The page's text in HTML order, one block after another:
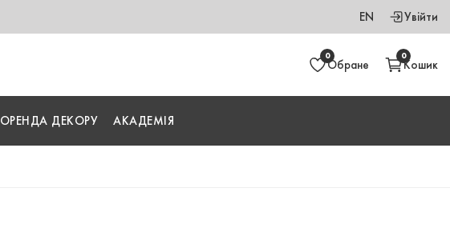
EN Увійти
0
Обране
0
Кошик
ОРЕНДА ДЕКОРУ АКАДЕМІЯ